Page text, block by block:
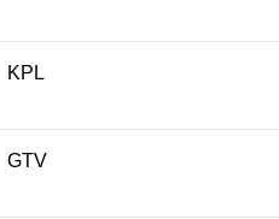
KPL
GTV